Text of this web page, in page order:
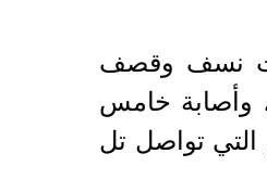
نسف وقصف
لبيانات مستشفيات غزة، استشهاد 4 فلسطينيين، وأصابة خامس
تواصل تل